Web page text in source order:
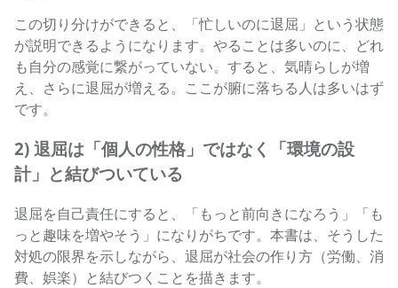
この切り分けができると、「忙しいのに退屈」という状態
が説明できるようになります。やることは多いのに、どれ
も自分の感覚に繋がっていない。すると、気晴らしが増
え、さらに退屈が増える。ここが腑に落ちる人は多いはず
です。
2) 退屈は「個人の性格」ではなく「環境の設
計」と結びついている
退屈を自己責任にすると、「もっと前向きになろう」「も
っと趣味を増やそう」になりがちです。本書は、そうした
対処の限界を示しながら、退屈が社会の作り方（労働、消
費、娯楽）と結びつくことを描きます。